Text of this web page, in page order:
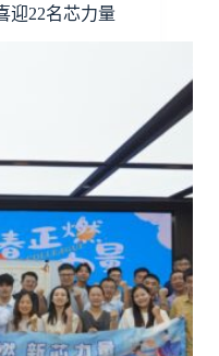
迎22名芯力量